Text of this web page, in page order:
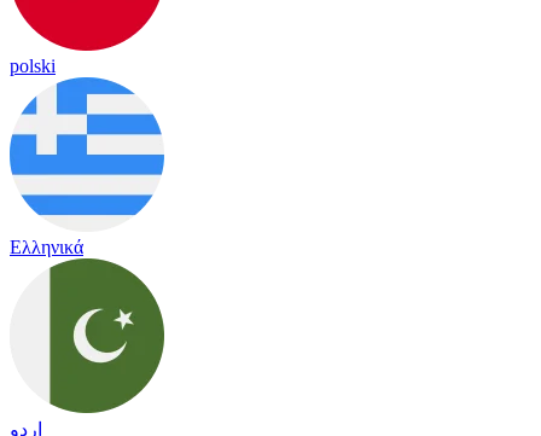
polski
Ελληνικά
اردو